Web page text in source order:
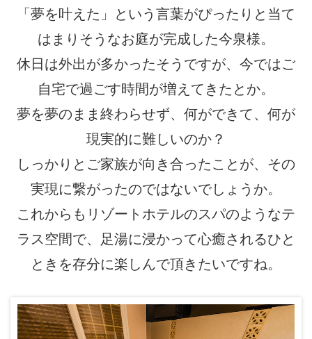
「夢を叶えた」という言葉がぴったりと当て
はまりそうなお庭が完成した今泉様。
休日は外出が多かったそうですが、今ではご
自宅で過ごす時間が増えてきたとか。
夢を夢のまま終わらせず、何ができて、何が
現実的に難しいのか？
しっかりとご家族が向き合ったことが、その
実現に繋がったのではないでしょうか。
これからもリゾートホテルのスパのようなテ
ラス空間で、足湯に浸かって心癒されるひと
ときを存分に楽しんで頂きたいですね。